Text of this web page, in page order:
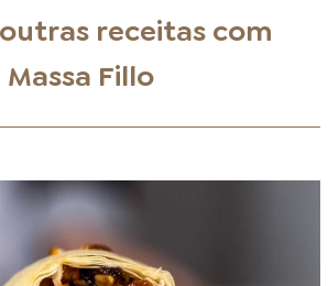
receitas com
Massa Fillo